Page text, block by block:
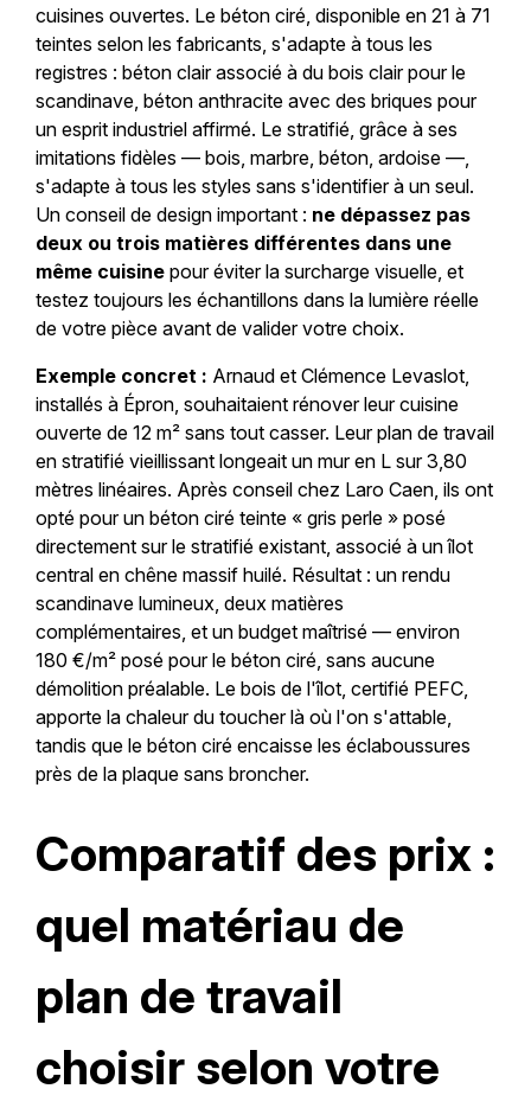
cuisines ouvertes. Le béton ciré, disponible en 21 à 71
teintes selon les fabricants, s'adapte à tous les
registres : béton clair associé à du bois clair pour le
scandinave, béton anthracite avec des briques pour
un esprit industriel affirmé. Le stratifié, grâce à ses
imitations fidèles — bois, marbre, béton, ardoise —,
s'adapte à tous les styles sans s'identifier à un seul.
Un conseil de design important : ne dépassez pas
deux ou trois matières différentes dans une
même cuisinepour éviter la surcharge visuelle, et
testez toujours les échantillons dans la lumière réelle
de votre pièce avant de valider votre choix.
Exemple concret : Arnaud et Clémence Levaslot,
installés à Épron, souhaitaient rénover leur cuisine
ouverte de 12 m² sans tout casser. Leur plan de travail
en stratifié vieillissant longeait un mur en L sur 3,80
mètres linéaires. Après conseil chez Laro Caen, ils ont
opté pour un béton ciré teinte « gris perle » posé
directement sur le stratifié existant, associé à un îlot
central en chêne massif huilé. Résultat : un rendu
scandinave lumineux, deux matières
complémentaires, et un budget maîtrisé — environ
180 €/m² posé pour le béton ciré, sans aucune
démolition préalable. Le bois de l'îlot, certifié PEFC,
apporte la chaleur du toucher là où l'on s'attable,
tandis que le béton ciré encaisse les éclaboussures
près de la plaque sans broncher.
Comparatif des prix :
quel matériau de
plan de travail
choisir selon votre